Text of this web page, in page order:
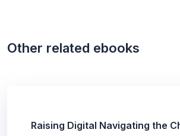
Other related ebooks
Raising Digital Navigating the